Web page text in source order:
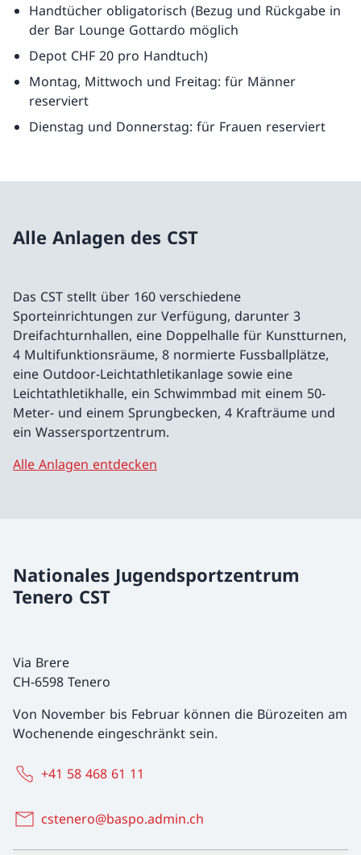
Handtücher obligatorisch (Bezug und Rückgabe in
der Bar Lounge Gottardo möglich
Depot CHF 20 pro Handtuch)
Montag, Mittwoch und Freitag: für Männer
reserviert
Dienstag und Donnerstag: für Frauen reserviert
Alle Anlagen des CST
Das CST stellt über 160 verschiedene
Sporteinrichtungen zur Verfügung, darunter 3
Dreifachturnhallen, eine Doppelhalle für Kunstturnen,
4 Multifunktionsräume, 8 normierte Fussballplätze,
eine Outdoor-Leichtathletikanlage sowie eine
Leichtathletikhalle, ein Schwimmbad mit einem 50-
Meter- und einem Sprungbecken, 4 Krafträume und
ein Wassersportzentrum.
Alle Anlagen entdecken
Nationales Jugendsportzentrum
Tenero CST
Via Brere
CH-6598 Tenero
Von November bis Februar können die Bürozeiten am
Wochenende eingeschränkt sein.
+41 58 468 61 11
cstenero@baspo.admin.ch